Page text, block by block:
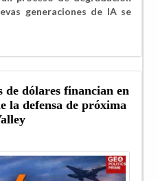
generaciones de IA se
de dólares financian en
la defensa de próxima